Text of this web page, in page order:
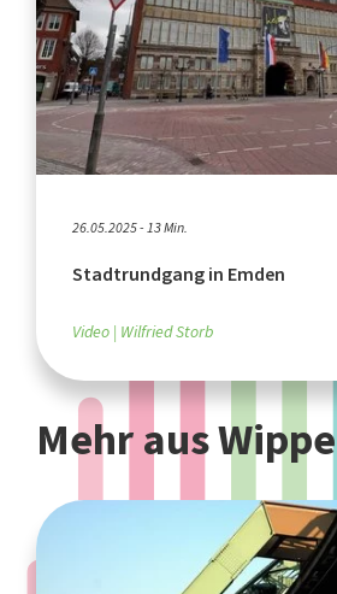
26.05.2025 - 13 Min.
Stadtrundgang in Emden
Video Wilfried Storb
Mehr aus